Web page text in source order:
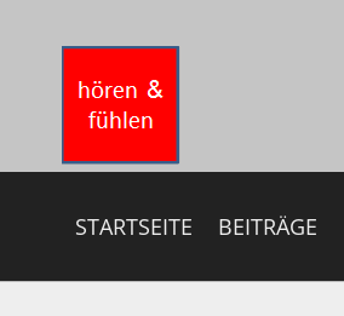
springen
STARTSEITE BEITRÄGE